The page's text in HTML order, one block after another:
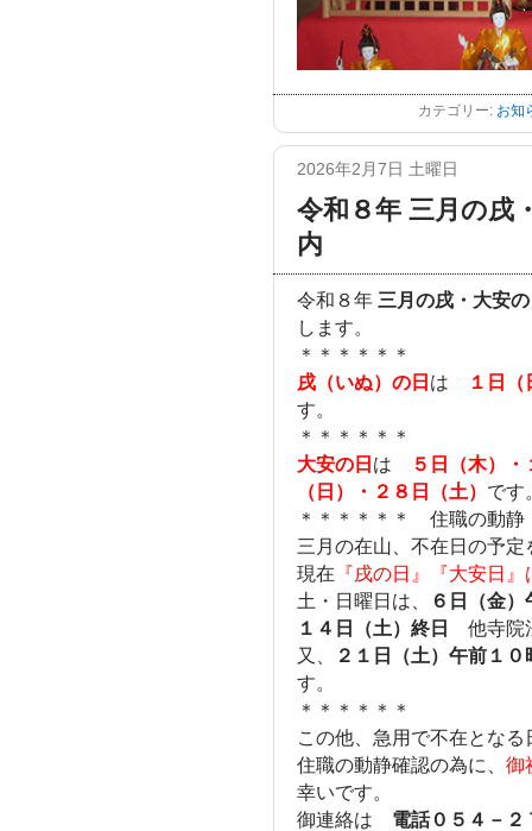
カテゴリー: お知
2026年2月7日 土曜日
令和８年 三月の戌
内
令和８年 三月の戌・大安
します。
＊＊＊＊＊＊
戌（いぬ）の日 は
１日
す。
＊＊＊＊＊＊
大安の日 は
５日（木）
（日）・２８日（土） です
＊＊＊＊＊＊ 住職の動
三月の在山、不在日の予
現在 『戌の日』『大安日
土・日曜日は、
６日（金
１４日（土）終日
他寺院
又、
２１日（土）午前１
す。
＊＊＊＊＊＊
この他、急用で不在とな
住職の動静確認の為に、 御
幸いです。
御連絡は 電話０５４－